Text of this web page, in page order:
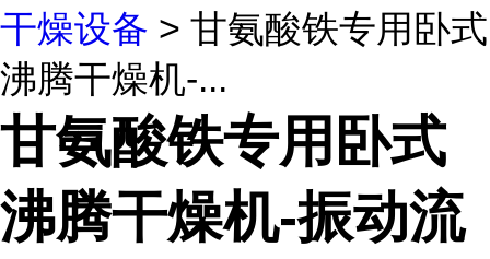
干燥设备 > 甘氨酸铁专用卧式
沸腾干燥机-...
甘氨酸铁专用卧式
沸腾干燥机-振动流